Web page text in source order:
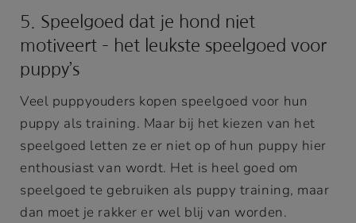
5. Speelgoed dat je hond niet
motiveert – het leukste speelgoed voor
puppy’s
Veel puppyouders kopen speelgoed voor hun
puppy als training. Maar bij het kiezen van het
speelgoed letten ze er niet op of hun puppy hier
enthousiast van wordt. Het is heel goed om
speelgoed te gebruiken als puppy training, maar
dan moet je rakker er wel blij van worden.